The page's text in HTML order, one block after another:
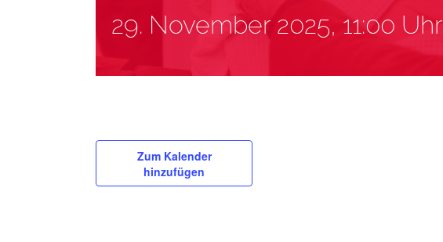
29. November 2025, 11:00 Uhr
Zum Kalender
hinzufügen